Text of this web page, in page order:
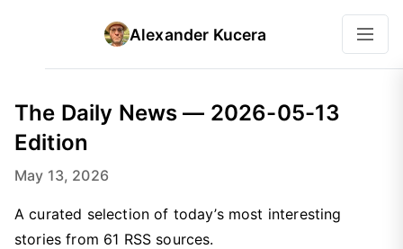
Alexander Kucera
The Daily News — 2026-05-13
Edition
May 13, 2026
A curated selection of today’s most interesting
stories from 61 RSS sources.